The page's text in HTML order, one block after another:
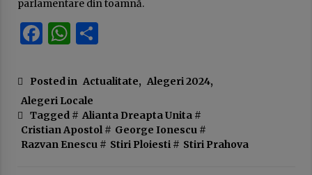
partidelor din Consiliul Local Ploiești
parlamentare din toamnă.
Facebook
WhatsApp
Partajează
Posted in Actualitate, Alegeri 2024,
Alegeri Locale
Tagged # Alianta Dreapta Unita#
Cristian Apostol# George Ionescu#
Razvan Enescu# Stiri Ploiesti# Stiri Prahova